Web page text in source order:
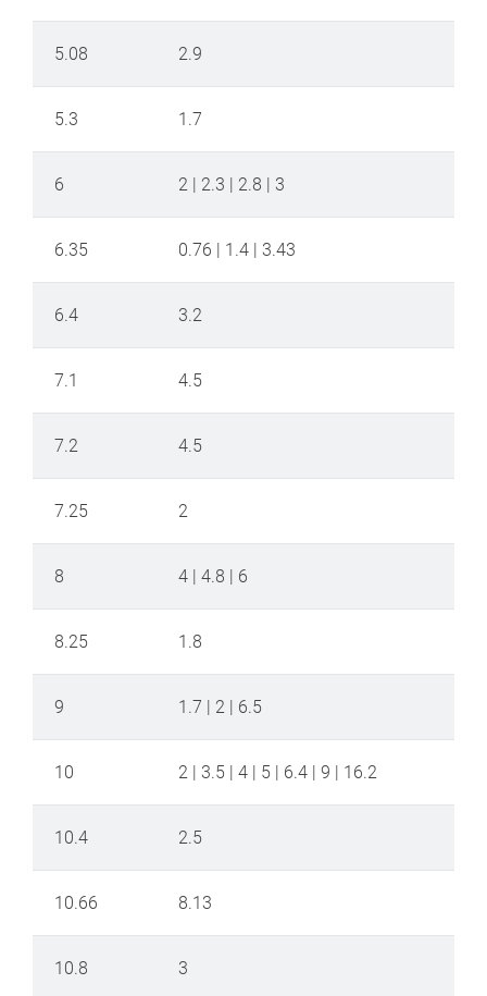
5.08 2.9
5.3 1.7
6 2 | 2.3 | 2.8 | 3
6.35 0.76 | 1.4 | 3.43
6.4 3.2
7.1 4.5
7.2 4.5
7.25 2
8 4 | 4.8 | 6
8.25 1.8
9 1.7 | 2 | 6.5
10 2 | 3.5 | 4 | 5 | 6.4 | 9 | 16.2
10.4 2.5
10.66 8.13
10.8 3